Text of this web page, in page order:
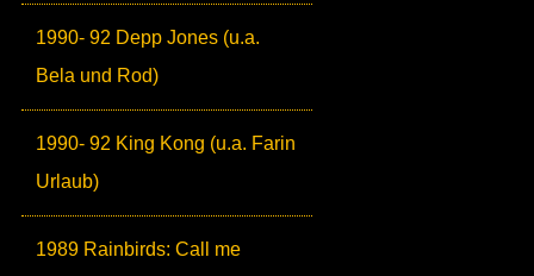
1990- 92 Depp Jones (u.a.
Bela und Rod)
1990- 92 King Kong (u.a. Farin
Urlaub)
1989 Rainbirds: Call me